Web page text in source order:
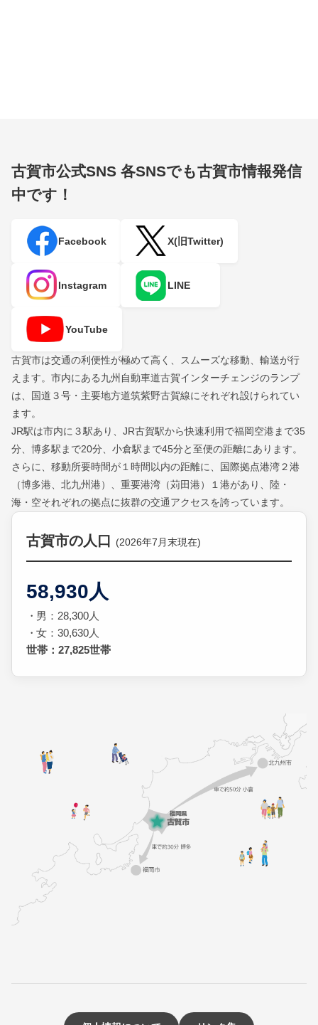
古賀市公式SNS 各SNSでも古賀市情報発信
中です！
Facebook X(旧Twitter)
Instagram LINE
YouTube
古賀市は交通の利便性が極めて高く、スムーズな移動、輸送が行
えます。市内にある九州自動車道古賀インターチェンジのランプ
は、国道３号・主要地方道筑紫野古賀線にそれぞれ設けられてい
ます。
JR駅は市内に３駅あり、JR古賀駅から快速利用で福岡空港まで35
分、博多駅まで20分、小倉駅まで45分と至便の距離にあります。
さらに、移動所要時間が１時間以内の距離に、国際拠点港湾２港
（博多港、北九州港）、重要港湾（苅田港）１港があり、陸・
海・空それぞれの拠点に抜群の交通アクセスを誇っています。
古賀市の人口 (2026年7月末現在)
58,930人
男：28,300人
女：30,630人
世帯：27,825世帯